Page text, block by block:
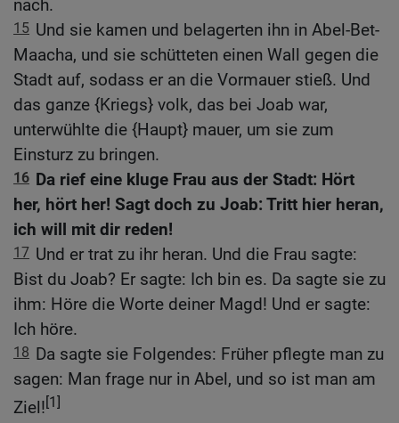
nach.
15 Und sie kamen und belagerten ihn in Abel-Bet-
Maacha, und sie schütteten einen Wall gegen die
Stadt auf, sodass er an die Vormauer stieß. Und
das ganze {Kriegs} volk, das bei Joab war,
unterwühlte die {Haupt} mauer, um sie zum
Einsturz zu bringen.
16 Da rief eine kluge Frau aus der Stadt: Hört
her, hört her! Sagt doch zu Joab: Tritt hier heran,
ich will mit dir reden!
17 Und er trat zu ihr heran. Und die Frau sagte:
Bist du Joab? Er sagte: Ich bin es. Da sagte sie zu
ihm: Höre die Worte deiner Magd! Und er sagte:
Ich höre.
18 Da sagte sie Folgendes: Früher pflegte man zu
sagen: Man frage nur in Abel, und so ist man am
Ziel![1]